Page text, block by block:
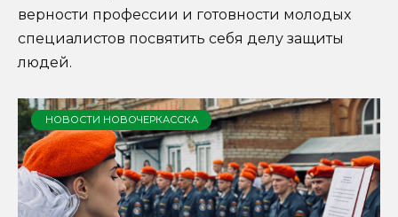
верности профессии и готовности молодых
специалистов посвятить себя делу защиты
людей.
НОВОСТИ НОВОЧЕРКАССКА